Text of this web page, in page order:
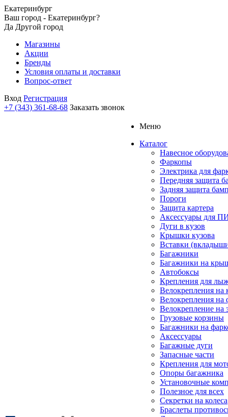
Екатеринбург
Ваш город - Екатеринбург?
Да Другой город
Магазины
Акции
Бренды
Условия оплаты и доставки
Вопрос-ответ
Вход Регистрация
+7 (343) 361-68-68 Заказать звонок
Меню
Каталог
Навесное
Фаркопы
Электрика для
Передняя защита
Задняя защита
Пороги
Защита картера
Аксессуары для
Дуги в кузов
Крышки кузова
Вставки
Багажники
Багажники на
Автобоксы
Крепления для
Велокрепления
Велокрепления на
Велокрепление на
Грузовые корзины
Багажники на
Аксессуары
Багажные дуги
Запасные части
Крепления для
Опоры багажника
Установочные
Полезное для всех
Секретки на колеса
Браслеты